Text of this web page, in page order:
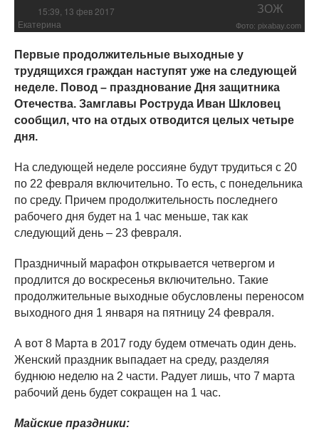
15:39, 13 фев 2017 ЗОЖ
Екатерина Фото: pixabay.com
Первые продолжительные выходные у
трудящихся граждан наступят уже на следующей
неделе. Повод – празднование Дня защитника
Отечества. Замглавы Роструда Иван Шкловец
сообщил, что на отдых отводится целых четыре
дня.
На следующей неделе россияне будут трудиться с 20
по 22 февраля включительно. То есть, с понедельника
по среду. Причем продолжительность последнего
рабочего дня будет на 1 час меньше, так как
следующий день – 23 февраля.
Праздничный марафон открывается четвергом и
продлится до воскресенья включительно. Такие
продолжительные выходные обусловлены переносом
выходного дня 1 января на пятницу 24 февраля.
А вот 8 Марта в 2017 году будем отмечать один день.
Женский праздник выпадает на среду, разделяя
буднюю неделю на 2 части. Радует лишь, что 7 марта
рабочий день будет сокращен на 1 час.
Майские праздники: